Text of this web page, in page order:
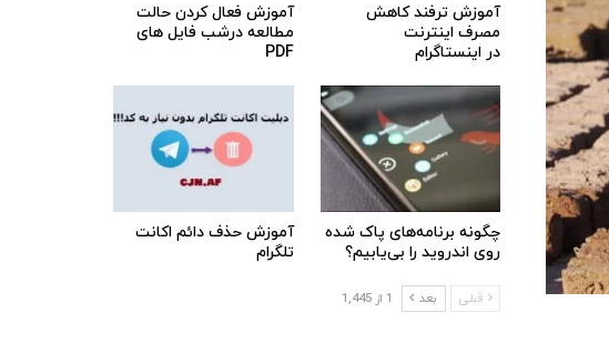
آموزش ترفند کاهش
مصرف اینترنت
در اینستاگرام
آموزش فعال کردن حالت
مطالعه درشب فایل های
PDF
چگونه برنامه‌های پاک شده
روی اندروید را بی‌یابیم؟
آموزش حذف دائم اکانت
تلگرام
قبلی بعد 1 از 1,445